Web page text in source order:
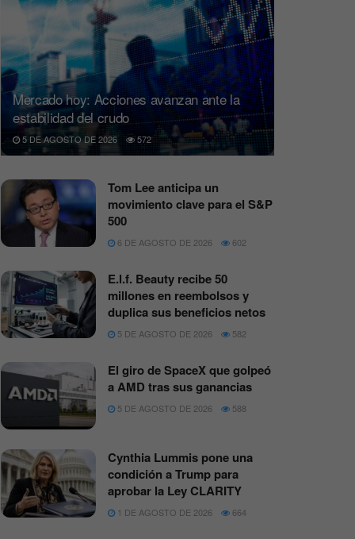
Mercado hoy: Acciones avanzan ante la
estabilidad del crudo
5 DE AGOSTO DE 2026 572
Tom Lee anticipa un
movimiento clave para el S&P
500
6 DE AGOSTO DE 2026 602
E.l.f. Beauty recibe 50
millones en reembolsos y
duplica sus beneficios netos
5 DE AGOSTO DE 2026 582
El giro de SpaceX que golpeó
a AMD tras sus ganancias
5 DE AGOSTO DE 2026 588
Cynthia Lummis pone una
condición a Trump para
aprobar la Ley CLARITY
1 DE AGOSTO DE 2026 664